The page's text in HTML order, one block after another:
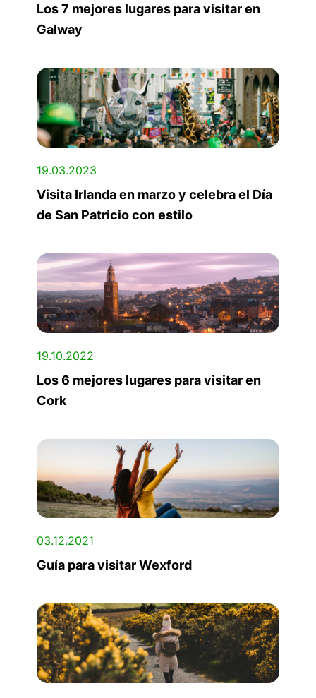
Los 7 mejores lugares para visitar en
Galway
19.03.2023
Visita Irlanda en marzo y celebra el Día
de San Patricio con estilo
19.10.2022
Los 6 mejores lugares para visitar en
Cork
03.12.2021
Guía para visitar Wexford